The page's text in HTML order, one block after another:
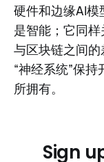
硬件和边缘AI
是智能；它同
与区块链之间
“神经系统”保
所拥有。
Sign